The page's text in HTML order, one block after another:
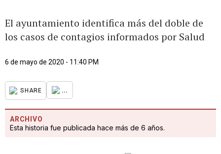
El ayuntamiento identifica más del doble de
los casos de contagios informados por Salud
6 de mayo de 2020 - 11:40 PM
SHARE ...
ARCHIVO
Esta historia fue publicada hace más de 6 años.